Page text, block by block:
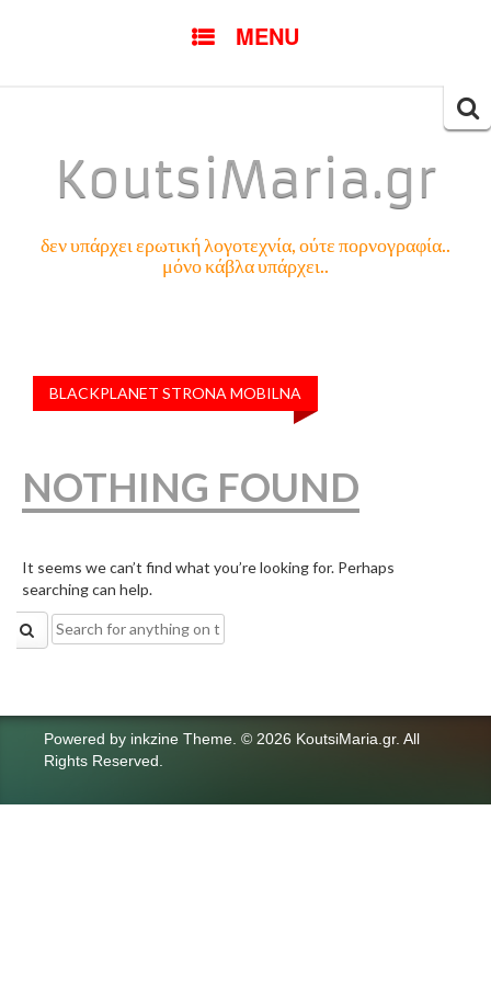
MENU
KoutsiMaria.gr
δεν υπάρχει ερωτική λογοτεχνία, ούτε πορνογραφία..
μόνο κάβλα υπάρχει..
BLACKPLANET STRONA MOBILNA
NOTHING FOUND
It seems we can’t find what you’re looking for. Perhaps
searching can help.
Search
for:
Powered by inkzine Theme © 2026 KoutsiMaria.gr. All
Rights Reserved.